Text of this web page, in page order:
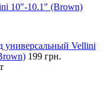
10"-10.1" (Brown)
универсальный Vellini
199 грн.